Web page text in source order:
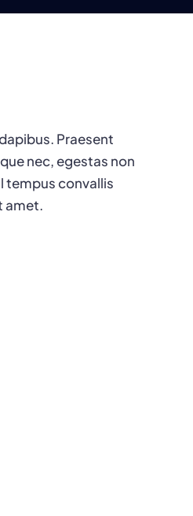
Praesent
nec, egestas non
tempus convallis
amet.